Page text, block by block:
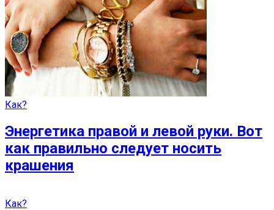
Как?
Энергетика правой и левой руки. Вот
как правильно следует носить
крашения
Как?